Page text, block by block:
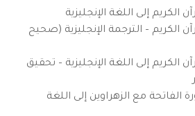
الكريم إلى اللغة الإنجليزية
الكريم – الترجمة الإنجليزية (صحيح
الكريم إلى اللغة الإنجليزية – تحقيق
الفاتحة مع الزهراوين إلى اللغة